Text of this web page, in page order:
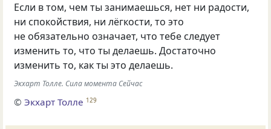
Если в том, чем ты занимаешься, нет ни радости,
ни спокойствия, ни лёгкости, то это
не обязательно означает, что тебе следует
изменить то, что ты делаешь. Достаточно
изменить то, как ты это делаешь.
Экхарт Толле. Сила момента Сейчас
©Экхарт Толле 129